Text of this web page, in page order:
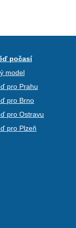
počasí
model
pro Prahu
pro Brno
pro Ostravu
pro Plzeň